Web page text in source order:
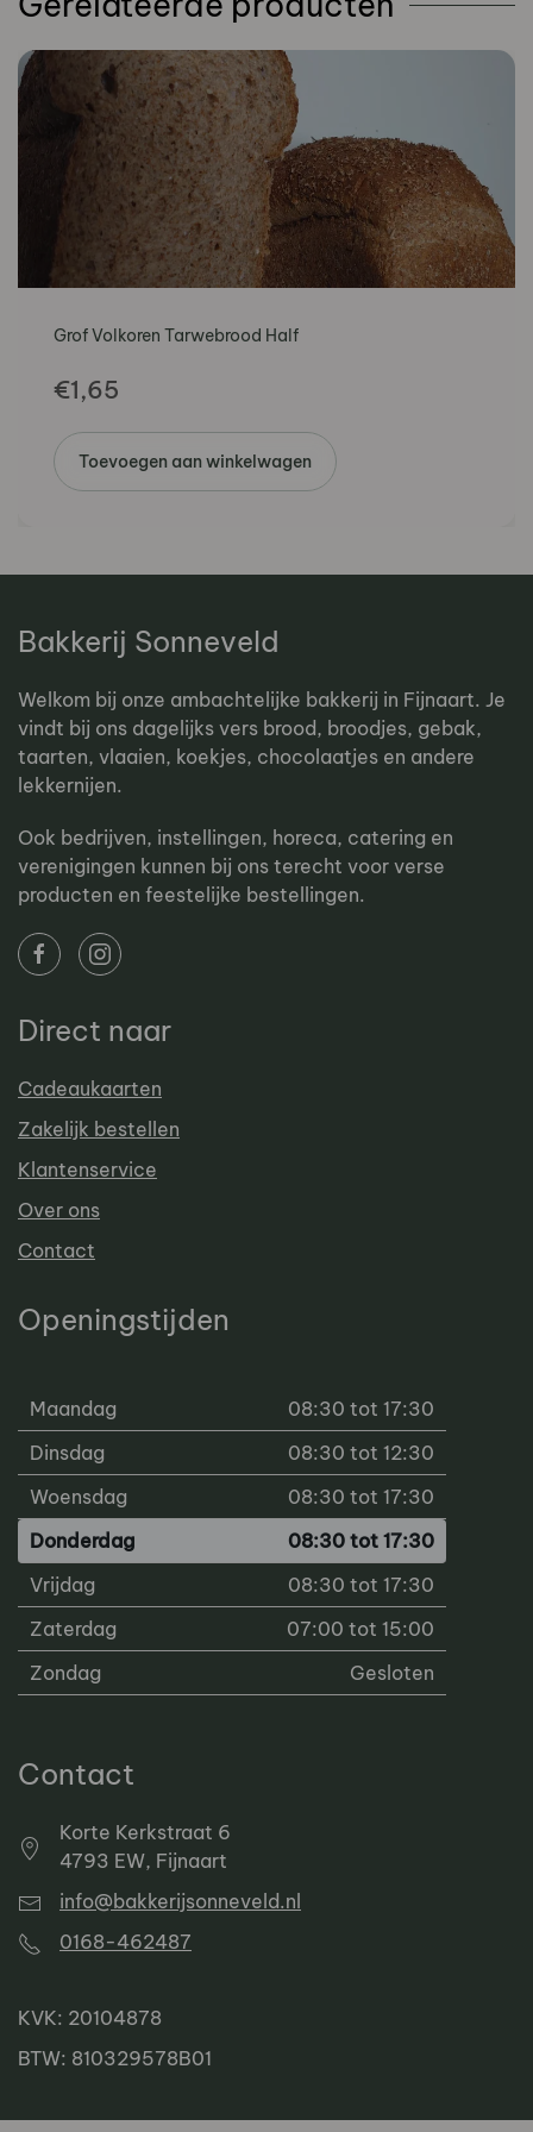
4,25
Grof Volkoren Tarwebrood Half
€1,65
Toevoegen aan winkelwagen
Bakkerij Sonneveld
Welkom bij onze ambachtelijke bakkerij in Fijnaart. Je
vindt bij ons dagelijks vers brood, broodjes, gebak,
taarten, vlaaien, koekjes, chocolaatjes en andere
lekkernijen.
Ook bedrijven, instellingen, horeca, catering en
verenigingen kunnen bij ons terecht voor verse
producten en feestelijke bestellingen.
Direct naar
Cadeaukaarten
Zakelijk bestellen
Klantenservice
Over ons
Contact
Openingstijden
Maandag
08:30 tot 17:30
Dinsdag
08:30 tot 12:30
Woensdag
08:30 tot 17:30
Donderdag
08:30 tot 17:30
Vrijdag
08:30 tot 17:30
Zaterdag
07:00 tot 15:00
Zondag
Gesloten
Contact
Korte Kerkstraat 6
4793 EW, Fijnaart
info@bakkerijsonneveld.nl
0168-462487
KVK: 20104878
BTW: 810329578B01